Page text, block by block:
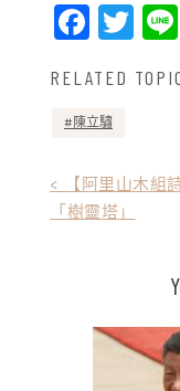
RELATED
陳立驌
< 【阿里山木組
「樹靈塔」